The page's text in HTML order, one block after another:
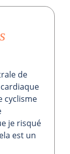
de
cyclisme
je risqué
est un